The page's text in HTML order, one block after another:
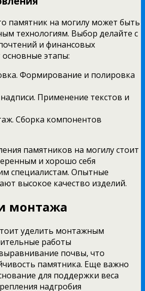
памятник на могилу может быть
технологиям. Выбор делайте с
и финансовых
этапы:
Формирование и полировка
Применение текстов и
Сборка компонентов
памятников на могилу стоит
и хорошо себя
специалистам. Опытные
высокое качество изделий.
монтажа
уделить монтажным
работы
почвы, что
памятника. Еще важно
для поддержки веса
надгробия